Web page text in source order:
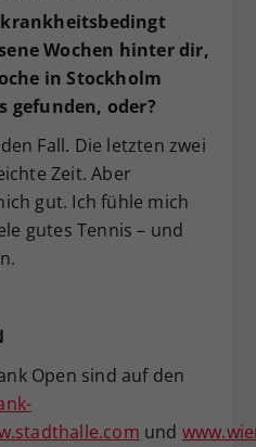
krankheitsbedingt
Wochen hinter dir,
in Stockholm
gefunden, oder?
Fall. Die letzten zwei
Zeit. Aber
gut. Ich fühle mich
gutes Tennis – und
Open sind auf den
und